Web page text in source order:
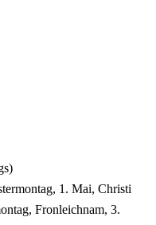
1. Mai, Christi
Fronleichnam, 3.